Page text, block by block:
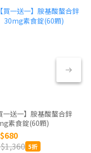
一送一】胺基酸螯合鋅
素食錠(60顆)
5折